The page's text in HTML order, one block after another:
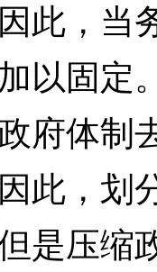
此，当
以固定
府体制
此，划
是压缩